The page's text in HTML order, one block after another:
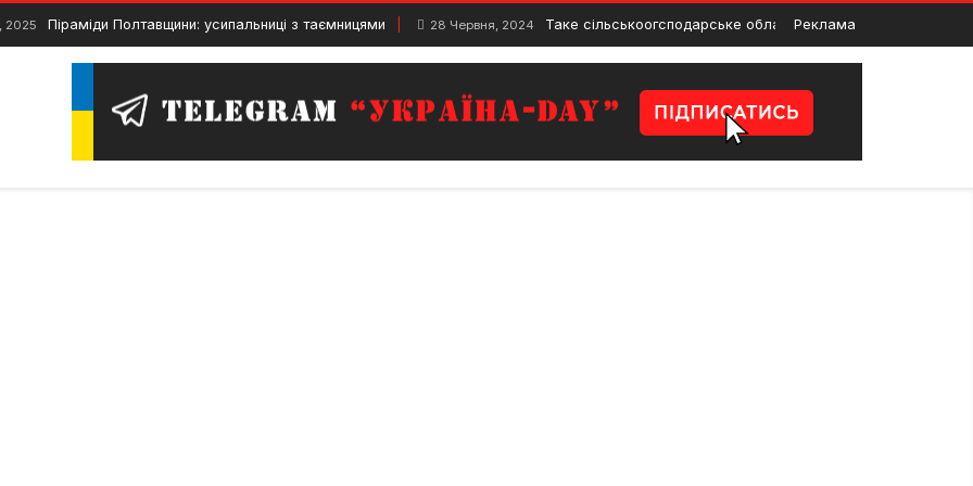
2025 Піраміди Полтавщини: усипальниці з таємницями 28 Червня, 2024 Таке сільськоогсподарське обладнання точно врятує
Реклама